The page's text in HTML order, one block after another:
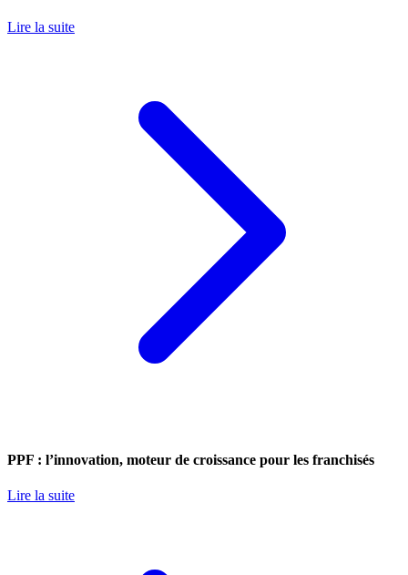
Lire la suite
PPF : l’innovation, moteur de croissance pour les franchisés
Lire la suite